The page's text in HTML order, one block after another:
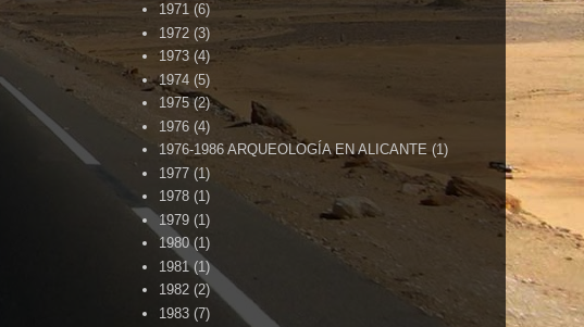
1971 (6)
1972 (3)
1973 (4)
1974 (5)
1975 (2)
1976 (4)
1976-1986 ARQUEOLOGÍA EN ALICANTE (1)
1977 (1)
1978 (1)
1979 (1)
1980 (1)
1981 (1)
1982 (2)
1983 (7)